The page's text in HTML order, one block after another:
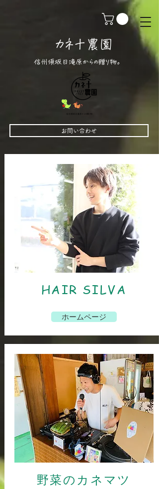
カネ十農園
信州須坂日滝原からの贈り物。
お問い合わせ
​HAIR SILVA
ホームページ
野菜のカネマツ